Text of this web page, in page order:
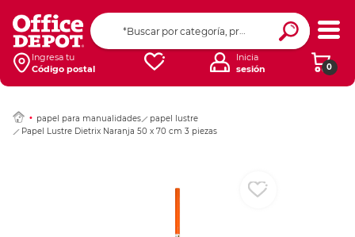
Ingresa tu
Código postal
0
Inicia
sesión
papel para manualidades
papel lustre
Papel Lustre Dietrix Naranja 50 x 70 cm 3 piezas
Ingresar Codigo